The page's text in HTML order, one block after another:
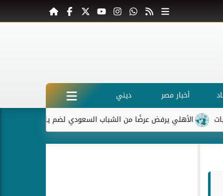
أخبار مصر
ديني
يرفض عرضًا من الشباب السعودي لضم ياسر إبراهيم